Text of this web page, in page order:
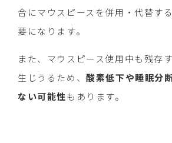
合にマウスピースを併用・代替す
要になります。
また、マウスピース使用中も残存
生じうるため、酸素低下や睡眠分
ない可能性もあります。